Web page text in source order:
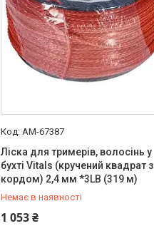
AM-67387
Ліска для тримерів, волосінь у
бухті Vitals (кручений квадрат з
кордом) 2,4 мм *3LB (319 м)
Немає в наявності
1 053 ₴
+380 (99) 454-50-15